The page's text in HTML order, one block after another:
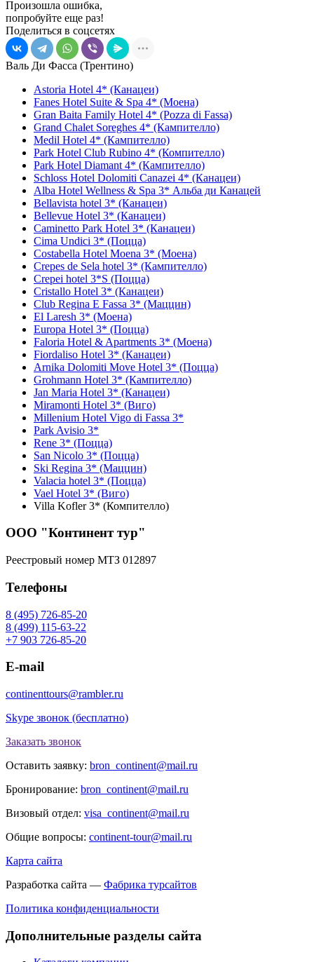
Произошла ошибка,
попробуйте еще раз!
Поделиться в соцсетях
Валь Ди Фасса (Трентино)
Astoria Hotel 4* (Канацеи)
Fanes Hotel Suite & Spa 4* (Моена)
Gran Baita Family Hotel 4* (Pozza di Fassa)
Grand Chalet Soreghes 4* (Кампителло)
Medil Hotel 4* (Кампителло)
Park Hotel Club Rubino 4* (Компителло)
Park Hotel Diamant 4* (Кампителло)
Schloss Hotel Dolomiti Canazei 4* (Канацеи)
Alba Hotel Wellness & Spa 3* Альба ди Канацей
Bellavista hotel 3* (Канацеи)
Bellevue Hotel 3* (Канацеи)
Caminetto Park Hotel 3* (Канацеи)
Cima Undici 3* (Поцца)
Costabella Hotel Moena 3* (Моена)
Crepes de Sela hotel 3* (Кампителло)
Crepei hotel 3*S (Поцца)
Cristallo Hotel 3* (Канацеи)
Club Regina E Fassa 3* (Маццин)
El Laresh 3* (Моена)
Europa Hotel 3* (Поцца)
Faloria Hotel & Apartments 3* (Моена)
Fiordaliso Hotel 3* (Канацеи)
Arnika Dolomiti Move Hotel 3* (Поцца)
Grohmann Hotel 3* (Кампителло)
Jan Maria Hotel 3* (Канацеи)
Miramonti Hotel 3* (Виго)
Millenium Hotel Vigo di Fassa 3*
Park Avisio 3*
Rene 3* (Поцца)
San Nicolo 3* (Поцца)
Ski Regina 3* (Маццин)
Valacia hotel 3* (Поцца)
Vael Hotel 3* (Виго)
Villa Kofler 3* (Компителло)
ООО "Континент тур"
Реестровый номер МТЗ 012897
Телефоны
8 (495) 726-85-20
8 (499) 115-63-22
+7 903 726-85-20
E-mail
continenttours@rambler.ru
Skype звонок (бесплатно)
Заказать звонок
Оставить заявку: bron_continent@mail.ru
Бронирование: bron_continent@mail.ru
Визовый отдел: visa_continent@mail.ru
Общие вопросы: continent-tour@mail.ru
Карта сайта
Разработка сайта — Фабрика турсайтов
Политика конфиденциальности
Дополнительные разделы сайта